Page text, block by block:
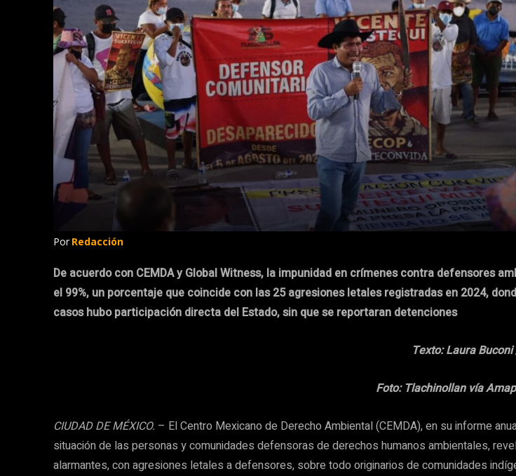
Por Redacción
De acuerdo con CEMDA y Global Witness, la impunidad en crímenes contra defensores
el 99%, un porcentaje que coincide con las 25 agresiones letales registradas en 2024,
casos hubo participación directa del Estado, sin que se reportaran detenciones
Texto: Laura
Foto: Tlachinollan vía
CIUDAD DE MÉXICO. – El Centro Mexicano de Derecho Ambiental (CEMDA), en su informe
situación de las personas y comunidades defensoras de derechos humanos ambientales,
alarmantes, con agresiones letales a defensores, sobre todo originarios de comunidades